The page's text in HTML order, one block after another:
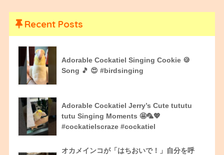
Recent Posts
Adorable Cockatiel Singing Cookie 🍪
Song 🎵 😍 #birdsinging
Adorable Cockatiel Jerry’s Cute tututu
tutu Singing Moments 🤩🦜💖
#cockatielscraze #cockatiel
オカメインコが「はちおいで！」自分を呼